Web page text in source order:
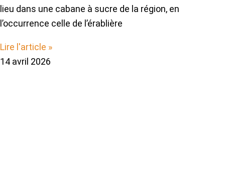
lieu dans une cabane à sucre de la région, en
l’occurrence celle de l’érablière
Lire l'article »
14 avril 2026